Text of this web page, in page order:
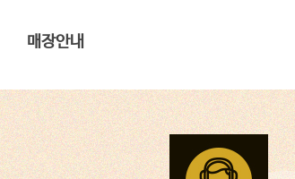
매장안내
꿀복이꽈배기 매장안내